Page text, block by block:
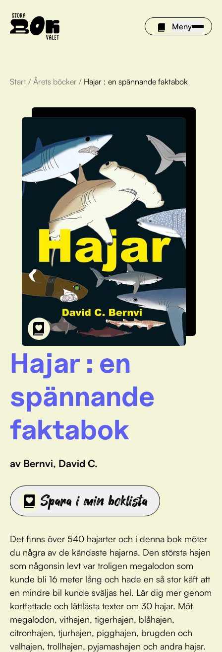
Meny
Årets böcker
Om Stora bokvalet
Olivia tipsar
Vinnare
FAQ
För bibliotek
Start / Årets böcker / Hajar : en spännande faktabok
Hajar : en
spännande
faktabok
av Bernvi, David C.
Spara i min boklista
Det finns över 540 hajarter och i denna bok möter
du några av de kändaste hajarna. Den största hajen
som någonsin levt var troligen megalodon som
kunde bli 16 meter lång och hade en så stor käft att
en mindre bil kunde sväljas hel. Lär dig mer genom
kortfattade och lättlästa texter om 30 hajar. Möt
megalodon, vithajen, tigerhajen, blåhajen,
citronhajen, tjurhajen, pigghajen, brugden och
valhajen, trollhajen, pyjamashajen och andra hajar.